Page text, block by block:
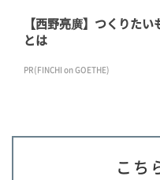
【西野亮廣】つくりた
とは
PR(FINCHI on GOETHE)
こち